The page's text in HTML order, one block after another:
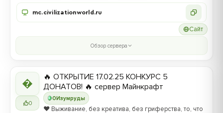
mc.civilizationworld.ru
Сайт
Обзор сервера

0
0Изумруды
🔥 ОТКРЫТИЕ 17.02.25 КОНКУРС 5
ДОНАТОВ! 🔥 сервер Майнкрафт
❤️ Выживание, без креатива, без гриферства, то, что